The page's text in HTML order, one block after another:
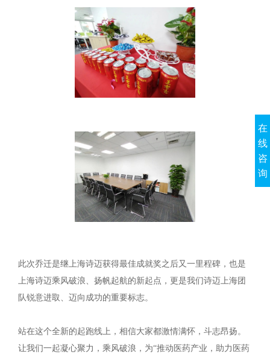
此次乔迁是继上海诗迈获得最佳成就奖之后又一里程碑，也是
上海诗迈乘风破浪、扬帆起航的新起点，更是我们诗迈上海团
队锐意进取、迈向成功的重要标志。
站在这个全新的起跑线上，相信大家都激情满怀，斗志昂扬。
让我们一起凝心聚力，乘风破浪，为“推动医药产业，助力医药
在
线
咨
询